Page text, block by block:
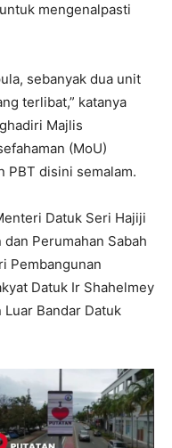
mengenalpasti
sebanyak dua unit
terlibat,” katanya
Majlis
(MoU)
PBT disini semalam.
Datuk Seri Hajiji
Perumahan Sabah
Pembangunan
Datuk Ir Shahelmey
Bandar Datuk